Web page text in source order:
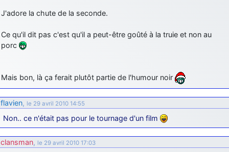
J'adore la chute de la seconde.
Ce qu'il dit pas c'est qu'il a peut-être goûté à la truie et non au
porc
Mais bon, là ça ferait plutôt partie de l'humour noir
flavien, le 29 avril 2010 14:55
Non.. ce n'était pas pour le tournage d'un film
clansman, le 29 avril 2010 17:03